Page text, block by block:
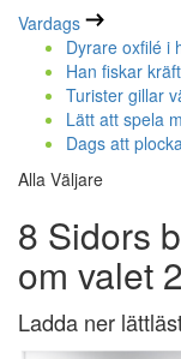
Vardags
Dyrare oxfilé i
Han fiskar
Turister gillar
Lätt att spela
Dags att
Alla Väljare
8 Sidors
om valet
Ladda ner